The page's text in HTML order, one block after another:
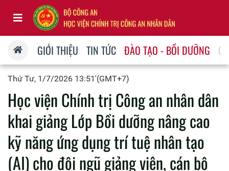
GIỚI THIỆU TIN TỨC ĐÀO TẠO - BỒI DƯỠNG
Thứ Tư, 1/7/2026 13:51'(GMT+7)
Học viện Chính trị Công an nhân dân
khai giảng Lớp Bồi dưỡng nâng cao
kỹ năng ứng dụng trí tuệ nhân tạo
(AI) cho đội ngũ giảng viên, cán bộ